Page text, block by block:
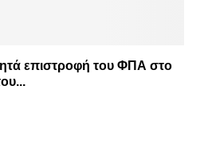
επιστροφή του ΦΠΑ στο